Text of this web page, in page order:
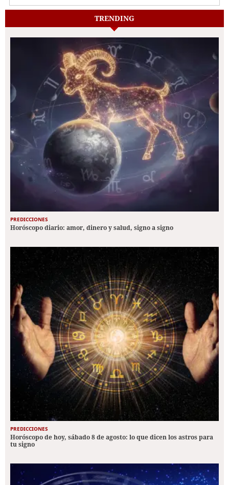
TRENDING
PREDICCIONES
Horóscopo diario: amor, dinero y salud, signo a signo
PREDICCIONES
Horóscopo de hoy, sábado 8 de agosto: lo que dicen los astros para
tu signo